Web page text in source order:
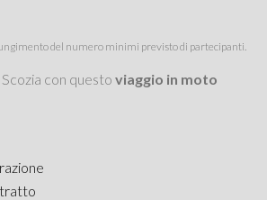
del numero minimi previsto di partecipanti.
con questo viaggio in moto